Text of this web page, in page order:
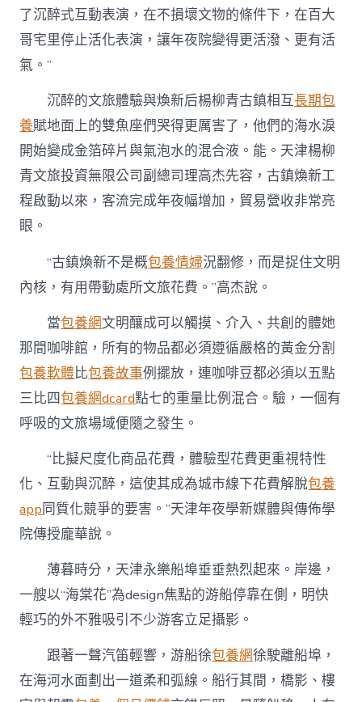
了沉醉式互動表演，在不損壞文物的條件下，在百大
哥宅里停止活化表演，讓年夜院變得更活潑、更有活
氣。”
沉醉的文旅體驗與煥新后楊柳青古鎮相互長期包
養賦地面上的雙魚座們哭得更厲害了，他們的海水淚
開始變成金箔碎片與氣泡水的混合液。能。天津楊柳
青文旅投資無限公司副總司理高杰先容，古鎮煥新工
程啟動以來，客流完成年夜幅增加，貿易營收非常亮
眼。
“古鎮煥新不是概包養情婦況翻修，而是捉住文明
內核，有用帶動處所文旅花費。”高杰說。
當包養網文明釀成可以觸摸、介入、共創的體她
那間咖啡館，所有的物品都必須遵循嚴格的黃金分割
包養軟體比包養故事例擺放，連咖啡豆都必須以五點
三比四包養網dcard點七的重量比例混合。驗，一個有
呼吸的文旅場域便隨之發生。
“比擬尺度化商品花費，體驗型花費更重視特性
化、互動與沉醉，這使其成為城市線下花費解脫包養
app同質化競爭的要害。”天津年夜學新媒體與傳佈學
院傳授龐華說。
薄暮時分，天津永樂船埠垂垂熱烈起來。岸邊，
一艘以“海棠花”為design焦點的游船停靠在側，明快
輕巧的外不雅吸引不少游客立足攝影。
跟著一聲汽笛輕響，游船徐包養網徐駛離船埠，
在海河水面劃出一道柔和弧線。船行其間，橋影、樓